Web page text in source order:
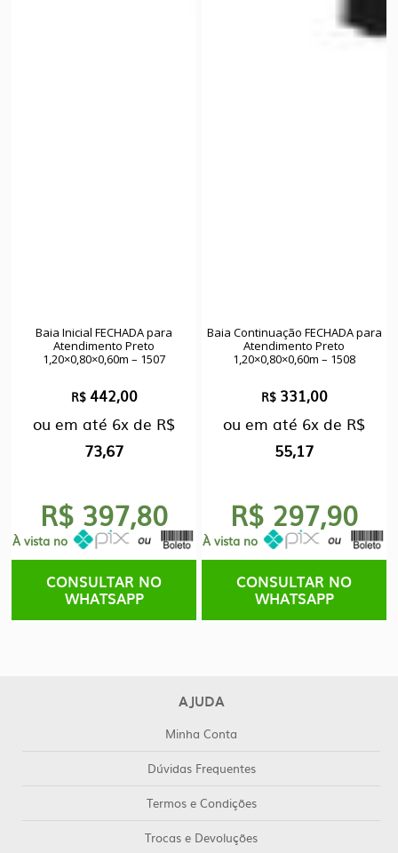
Baia Inicial FECHADA para
Atendimento Preto
1,20×0,80×0,60m – 1507
R$ 442,00
ou em até 6x de R$
73,67
R$ 397,80
À vista no
CONSULTAR NO
WHATSAPP
Baia Continuação FECHADA para
Atendimento Preto
1,20×0,80×0,60m – 1508
R$ 331,00
ou em até 6x de R$
55,17
R$ 297,90
À vista no
CONSULTAR NO
WHATSAPP
AJUDA
Minha Conta
Dúvidas Frequentes
Termos e Condições
Trocas e Devoluções